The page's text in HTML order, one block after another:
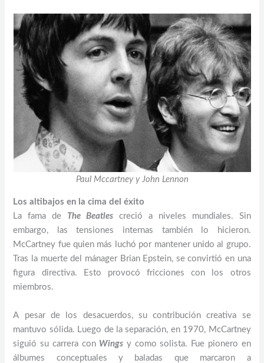
Paul Mccartney y John Lennon
Los altibajos en la cima del éxito
La fama de The Beatles creció a niveles mundiales. Sin
embargo, las tensiones internas también lo hicieron.
McCartney fue quien más luchó por mantener unido al grupo.
Tras la muerte del mánager Brian Epstein, se convirtió en una
figura directiva. Esto provocó fricciones con los otros
miembros.
A pesar de los desacuerdos, su contribución creativa se
mantuvo sólida. Luego de la separación, en 1970, McCartney
siguió su carrera con Wings y como solista. Fue pionero en
álbumes conceptuales y baladas que marcaron a